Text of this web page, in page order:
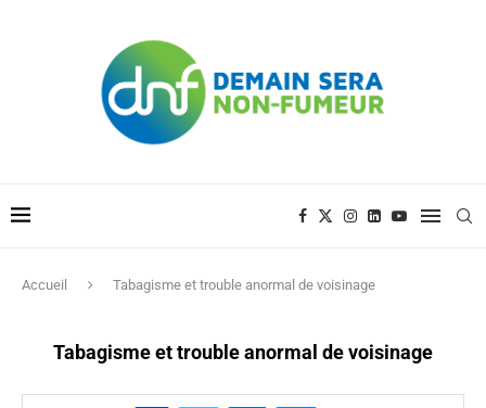
Accueil Tabagisme et trouble anormal de voisinage
Tabagisme et trouble anormal de voisinage